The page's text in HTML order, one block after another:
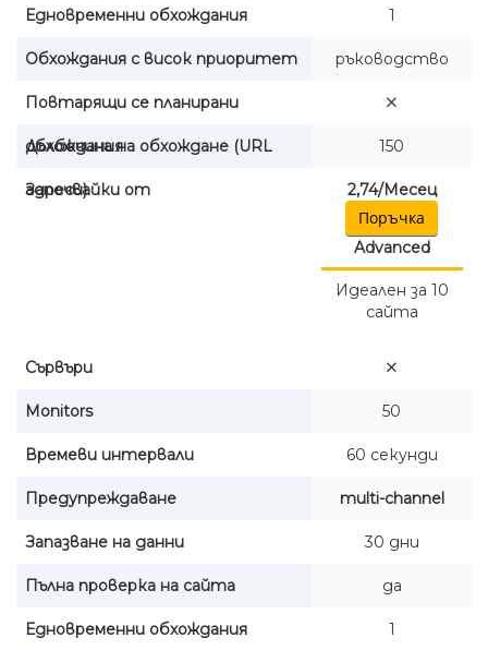
Едновременни обхождания
Обхождания с висок приоритет
Повтарящи се планирани
обхождания
Дълбочина на обхождане (URL
адреси)
Започвайки от
1
ръководство
150
2,74/Месец
Поръчка
Сървъри
Monitors
Времеви интервали
Предупреждаване
Запазване на данни
Пълна проверка на сайта
Едновременни обхождания
Advanced
Идеален за 10
сайта
50
60 секунди
multi-channel
30 дни
да
1